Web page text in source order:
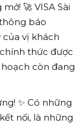
🚀 VISA Sài
báo
của vị khách
thức được
còn đang
✨ Có những
nối, là những